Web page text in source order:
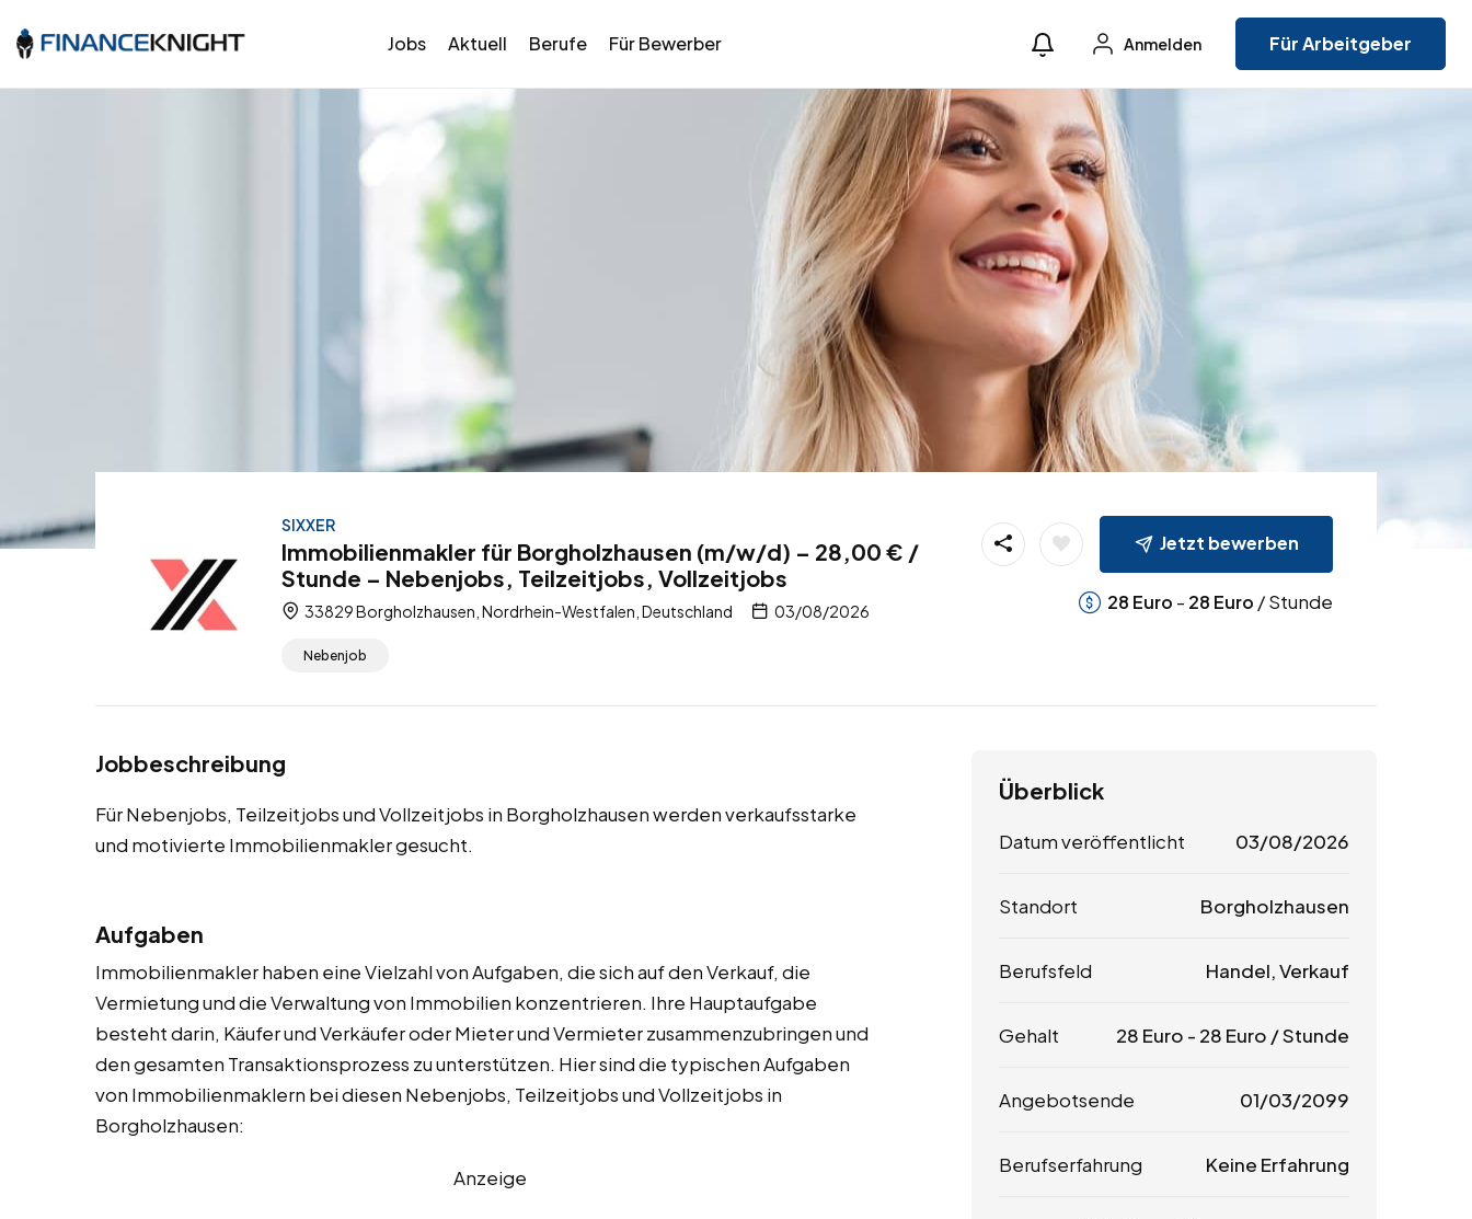
Jobs Aktuell Berufe Für Bewerber Anmelden Für Arbeitgeber
SIXXER
Immobilienmakler für Borgholzhausen (m/w/d) – 28,00 € /
Stunde – Nebenjobs, Teilzeitjobs, Vollzeitjobs
33829 Borgholzhausen, Nordrhein-Westfalen, Deutschland 03/08/2026
Nebenjob
Jetzt bewerben
28 Euro - 28 Euro / Stunde
Jobbeschreibung
Für Nebenjobs, Teilzeitjobs und Vollzeitjobs in Borgholzhausen werden verkaufsstarke
und motivierte Immobilienmakler gesucht.
Aufgaben
Immobilienmakler haben eine Vielzahl von Aufgaben, die sich auf den Verkauf, die
Vermietung und die Verwaltung von Immobilien konzentrieren. Ihre Hauptaufgabe
besteht darin, Käufer und Verkäufer oder Mieter und Vermieter zusammenzubringen und
den gesamten Transaktionsprozess zu unterstützen. Hier sind die typischen Aufgaben
von Immobilienmaklern bei diesen Nebenjobs, Teilzeitjobs und Vollzeitjobs in
Borgholzhausen:
Anzeige
Überblick
Datum veröffentlicht 03/08/2026
Standort Borgholzhausen
Berufsfeld Handel, Verkauf
Gehalt 28 Euro - 28 Euro / Stunde
Angebotsende 01/03/2099
Berufserfahrung Keine Erfahrung